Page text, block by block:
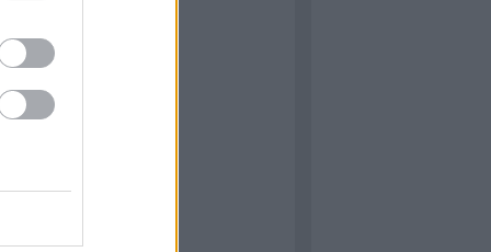
Normandy ‘44 (James
látnivalók 6.
The Cover-Up at Omaha
Sterne)